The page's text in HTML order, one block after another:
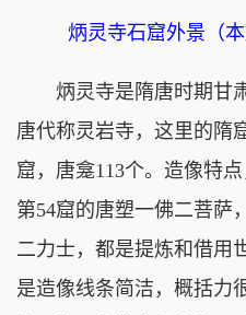
炳灵寺石窟外景（
炳灵寺是隋唐时期甘肃
唐代称灵岩寺，这里的隋
窟，唐龛113个。造像特
第54窟的唐塑一佛二菩萨
二力士，都是提炼和借用
是造像线条简洁，概括力